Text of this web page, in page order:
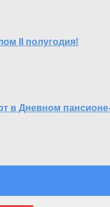
II полугодия!
в Дневном